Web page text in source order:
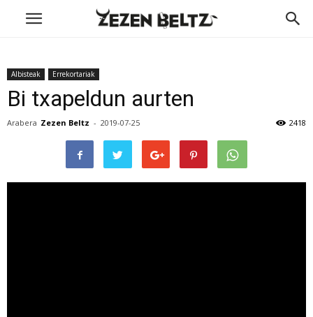
Albisteak Errekortariak
Bi txapeldun aurten
Arabera Zezen Beltz - 2019-07-25 2418